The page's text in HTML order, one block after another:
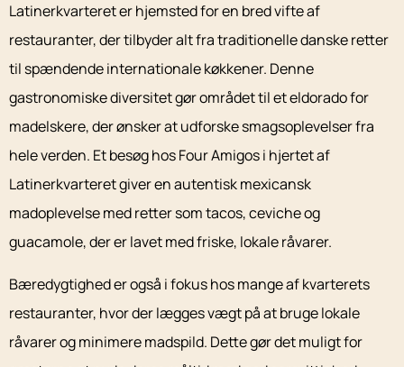
Latinerkvarteret er hjemsted for en bred vifte af
restauranter, der tilbyder alt fra traditionelle danske retter
til spændende internationale køkkener. Denne
gastronomiske diversitet gør området til et eldorado for
madelskere, der ønsker at udforske smagsoplevelser fra
hele verden. Et besøg hos Four Amigos i hjertet af
Latinerkvarteret giver en autentisk mexicansk
madoplevelse med retter som tacos, ceviche og
guacamole, der er lavet med friske, lokale råvarer.
Bæredygtighed er også i fokus hos mange af kvarterets
restauranter, hvor der lægges vægt på at bruge lokale
råvarer og minimere madspild. Dette gør det muligt for